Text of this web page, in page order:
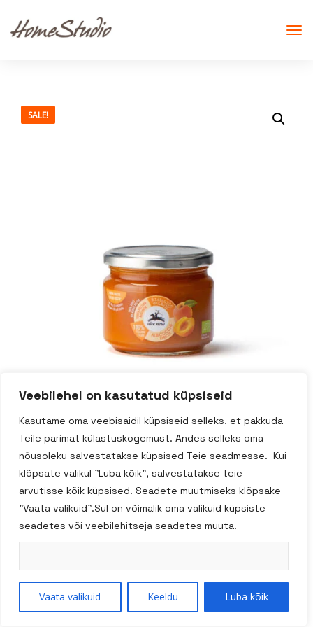
Veebilehel on kasutatud küpsiseid
Kasutame oma veebisaidil küpsiseid selleks, et pakkuda
Teile parimat külastuskogemust. Andes selleks oma
nõusoleku salvestatakse küpsised Teie seadmesse. Kui
klõpsate valikul "Luba kõik", salvestatakse teie
arvutisse kõik küpsised. Seadete muutmiseks klõpsake
"Vaata valikuid".Sul on võimalik oma valikuid küpsiste
seadetes või veebilehitseja seadetes muuta.
Vaata valikuid Keeldu Luba kõik
SALE!
Alce Nero mahe
aprikoosimoos 270g
8009004500013
Lisa Korvi